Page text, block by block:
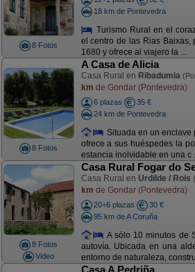
8 Fotos
18 km de Pontevedra
Turismo Rural en el
el centro de las Rias Baixas,
1680 y ofrece al viajero la ...
8 Fotos
A Casa de Alicia
Casa Rural en Ribadumia
km de Gondar (Pontevedra)
6 plazas
35 €
24 km de Pontevedra
Situada en un enclave
ofrece a sus huéspedes la
estancia inolvidable en una c
8 Fotos
Video
Casa Rural Fogar do
Casa Rural en Urdilde / Rois
km de Gondar (Pontevedra)
20+6 plazas
30 €
95 km de A Coruña
A sólo 10 minutos de
autovía. Ubicada en una
entorno de naturaleza,
Casa A Pedriña